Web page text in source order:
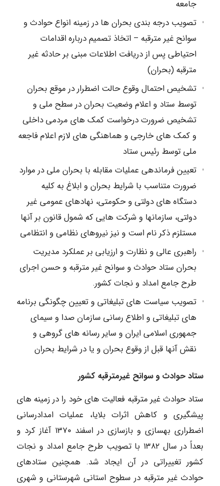
جامعه
تصویب درجه بندی بحران ها در زمینه انواع حوادث و
سوانح غیر مترقبه – اتخاذ تصمیم درباره اقدامات
احتیاطی پس از دریافت اطلاعات مبنی بر حادثه غیر
مترقبه (بحران)
تشخیص احتمال وقوع حالت اضطرار در موقع بحران
توسط ستاد و اعلام وضعیت بحران در سطح ملی و
تشخیص ضرورت درخواست کمک های مردمی داخلی
و کمک های خارجی و هماهنگی های لازم اعلام فاجعه
ملی توسط رئیس ستاد
تعیین فرماندهی عملیات مقابله با بحران ملی در موارد
ضرورت متناسب با شرایط بحران و ابلاغ به کلیه
دستگاه های دولتی و حکومتی، نهادهای عمومی غیر
دولتی، سازمانها و شرکت هایی که شمول قانون بر آنها
مستلزم ذکر نام است و نیز نیروهای نظامی و انتظامی
راهبری عالی و نظارت و ارزیابی بر عملکرد مدیریت
بحران ستاد حوادث و سوانح غیر مترقبه و حسن اجرای
طرح جامع امداد و نجات کشور.
تصویب سیاست های تبلیغاتی و تعیین چگونگی برنامه
های تبلیغاتی و اطلاع رسانی سازمان صدا و سیمای
جمهوری اسلامی ایران و سایر رسانه های گروهی و
نقش آنها قبل از وقوع بحران و یا در شرایط بحران
ستاد حوادث و سوانح غیرمترقبه کشور
ستاد حوادث غیر مترقبه فعالیت های خود را در زمینه های
پیشگیری و کاهش اثرات بلایا، عملیات امدادرسانی
اضطراری بهسازی و بازسازی در اسفند ۱۳۷۰ آغاز کرد و
بعداً در سال ۱۳۸۲ با تصویب طرح جامع امداد و نجات
کشور تغییراتی در آن ایجاد شد. همچنین ستادهای
حوادث غیر مترقبه در سطوح استانی شهرستانی و شهری